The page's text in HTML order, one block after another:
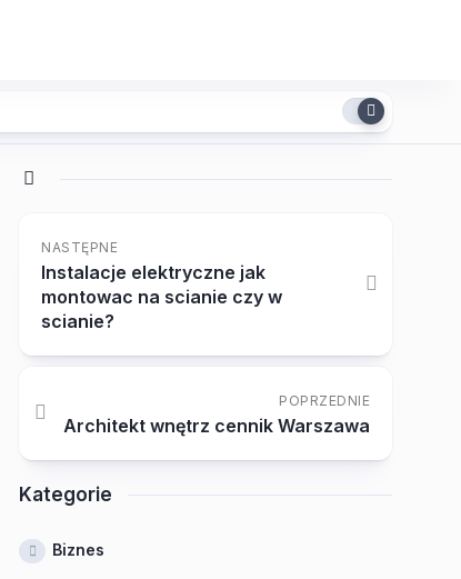
NASTĘPNE
Instalacje elektryczne jak
montowac na scianie czy w
scianie?
POPRZEDNIE
Architekt wnętrz cennik Warszawa
Kategorie
Biznes